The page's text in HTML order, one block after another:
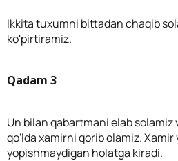
Ikkita tuxumni bittadan chaqib
ko'pirtiramiz.
Qadam 3
Un bilan qabartmani elab solamiz
qo'lda xamirni qorib olamiz.
yopishmaydigan holatga kiradi.